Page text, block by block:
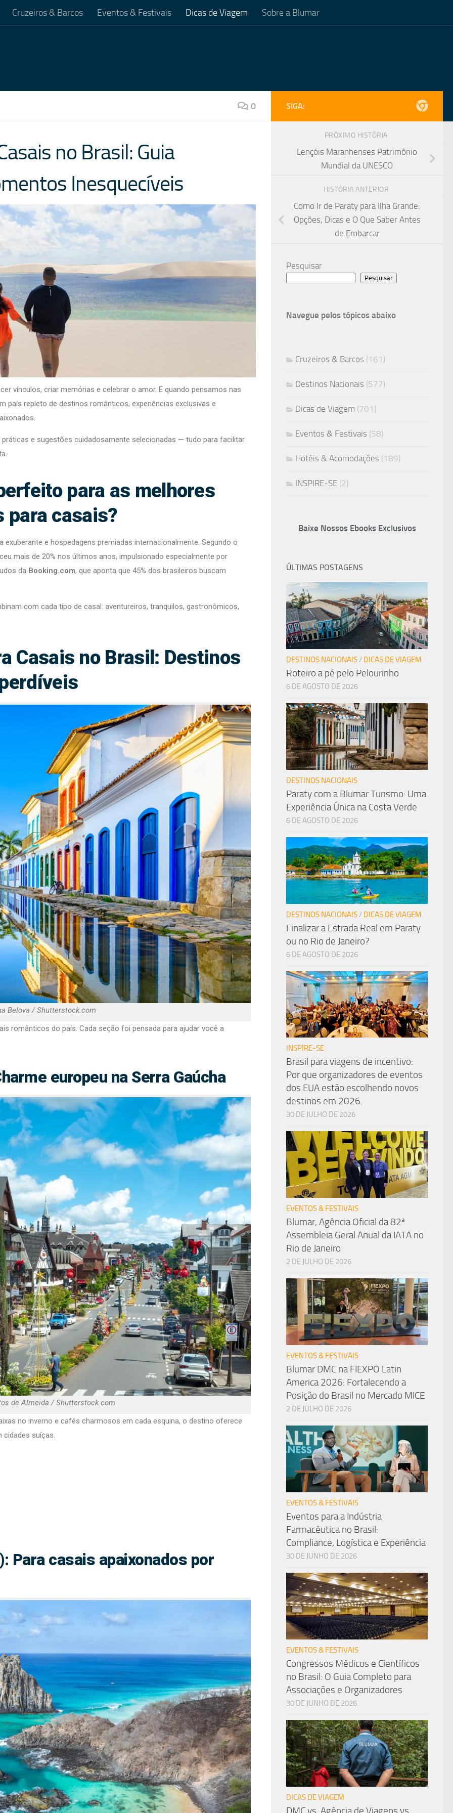
Cruzeiros & Barcos Eventos & Festivais Dicas de Viagem Sobre a Blumar
0
no Brasil: Guia
Inesquecíveis
vínculos, criar memórias e celebrar o amor. E quando pensamos nas
país repleto de destinos românticos, experiências exclusivas e
e sugestões cuidadosamente selecionadas — tudo para facilitar
para as melhores
para casais?
exuberante e hospedagens premiadas internacionalmente. Segundo o
mais de 20% nos últimos anos, impulsionado especialmente por
da Booking.com, que aponta que 45% dos brasileiros buscam
com cada tipo de casal: aventureiros, tranquilos, gastronômicos,
Casais no Brasil: Destinos
Belova / Shutterstock.com
românticos do país. Cada seção foi pensada para ajudar você a
europeu na Serra Gaúcha
de Almeida / Shutterstock.com
no inverno e cafés charmosos em cada esquina, o destino oferece
cidades suíças.
Para casais apaixonados por
SIGA:
PRÓXIMO HISTÓRIA
Lençóis Maranhenses Patrimônio
Mundial da UNESCO
HISTÓRIA ANTERIOR
Como Ir de Paraty para Ilha Grande:
Opções, Dicas e O Que Saber Antes
de Embarcar
Pesquisar
Pesquisar
Navegue pelos tópicos abaixo
Cruzeiros & Barcos (161)
Destinos Nacionais (577)
Dicas de Viagem (701)
Eventos & Festivais (58)
Hotéis & Acomodações (189)
INSPIRE-SE (2)
Baixe Nossos Ebooks Exclusivos
ÚLTIMAS POSTAGENS
DESTINOS NACIONAIS/ DICAS DE VIAGEM
Roteiro a pé pelo Pelourinho
6 DE AGOSTO DE 2026
DESTINOS NACIONAIS
Paraty com a Blumar Turismo: Uma
Experiência Única na Costa Verde
6 DE AGOSTO DE 2026
DESTINOS NACIONAIS / DICAS DE VIAGEM
Finalizar a Estrada Real em Paraty
ou no Rio de Janeiro?
6 DE AGOSTO DE 2026
INSPIRE-SE
Brasil para viagens de incentivo:
Por que organizadores de eventos
dos EUA estão escolhendo novos
destinos em 2026.
30 DE JULHO DE 2026
EVENTOS & FESTIVAIS
Blumar, Agência Oficial da 82ª
Assembleia Geral Anual da IATA no
Rio de Janeiro
2 DE JULHO DE 2026
EVENTOS & FESTIVAIS
Blumar DMC na FIEXPO Latin
America 2026: Fortalecendo a
Posição do Brasil no Mercado MICE
2 DE JULHO DE 2026
EVENTOS & FESTIVAIS
Eventos para a Indústria
Farmacêutica no Brasil:
Compliance, Logística e Experiência
30 DE JUNHO DE 2026
EVENTOS & FESTIVAIS
Congressos Médicos e Científicos
no Brasil: O Guia Completo para
Associações e Organizadores
30 DE JUNHO DE 2026
DICAS DE VIAGEM